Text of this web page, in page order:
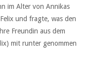
im Alter von Annikas
und fragte, was den
Freundin aus dem
mit runter genommen